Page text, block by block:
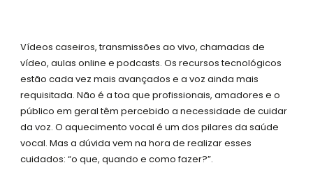
o
k
-
s
q
u
a
r
a
m
e p
p
Vídeos caseiros, transmissões ao vivo, chamadas de
vídeo, aulas online e podcasts. Os recursos tecnológicos
estão cada vez mais avançados e a voz ainda mais
requisitada. Não é a toa que profissionais, amadores e o
público em geral têm percebido a necessidade de cuidar
da voz. O aquecimento vocal é um dos pilares da saúde
vocal. Mas a dúvida vem na hora de realizar esses
cuidados: “o que, quando e como fazer?”.